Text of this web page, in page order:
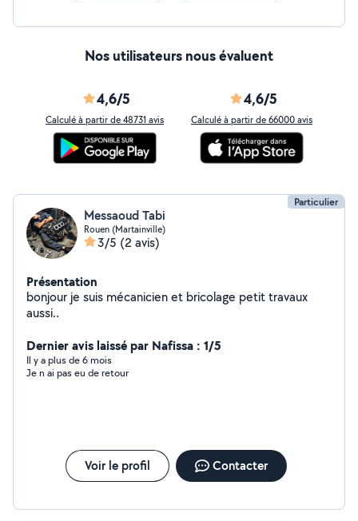
Nos utilisateurs nous évaluent
4,6/5
Calculé à partir de 48731 avis
4,6/5
Calculé à partir de 66000 avis
Particulier
Messaoud Tabi
Rouen (Martainville)
3/5 (2 avis)
Présentation
bonjour je suis mécanicien et bricolage petit travaux
aussi..
Dernier avis laissé par Nafissa : 1/5
Il y a plus de 6 mois
Je n ai pas eu de retour
Voir le profil Contacter